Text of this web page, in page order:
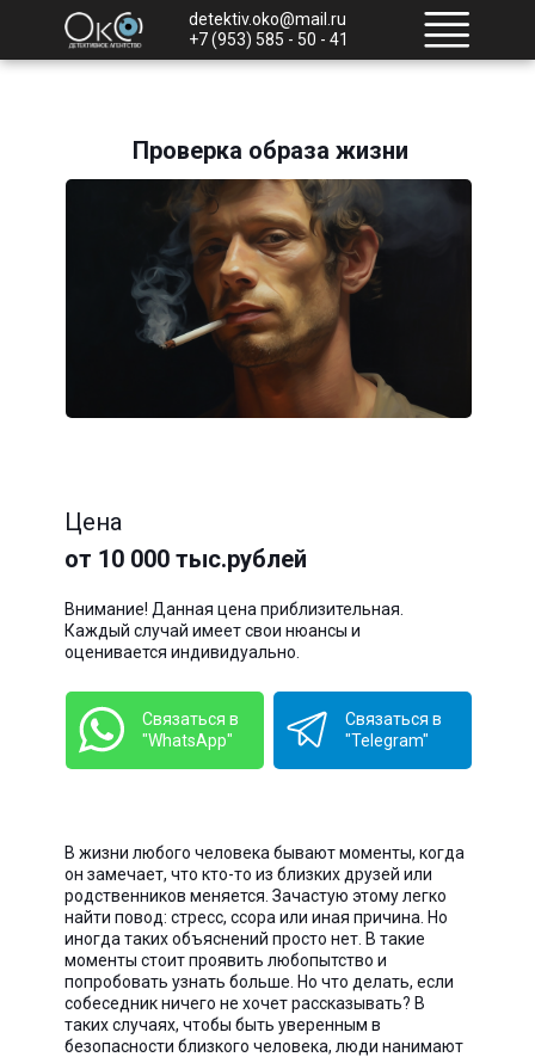
detektiv.oko@mail.ru
+7 (953) 585 - 50 - 41
Проверка образа жизни
Цена
от 10 000 тыс.рублей
Внимание! Данная цена приблизительная.
Каждый случай имеет свои нюансы и
оценивается индивидуально.
Связаться в
"WhatsApp"
Связаться в
"Telegram"
В жизни любого человека бывают моменты, когда
он замечает, что кто-то из близких друзей или
родственников меняется. Зачастую этому легко
найти повод: стресс, ссора или иная причина. Но
иногда таких объяснений просто нет. В такие
моменты стоит проявить любопытство и
попробовать узнать больше. Но что делать, если
собеседник ничего не хочет рассказывать? В
таких случаях, чтобы быть уверенным в
безопасности близкого человека, люди нанимают